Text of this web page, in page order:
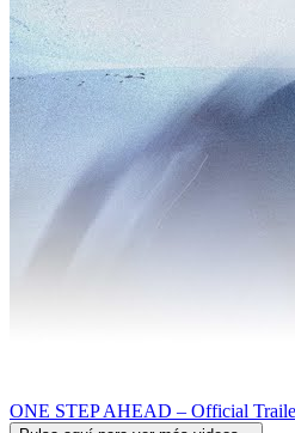
ONE STEP AHEAD – Official